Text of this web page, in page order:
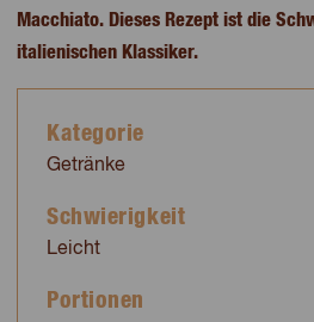
Macchiato. Dieses Rezept ist die
italienischen Klassiker.
Kategorie
Getränke
Schwierigkeit
Leicht
Portionen